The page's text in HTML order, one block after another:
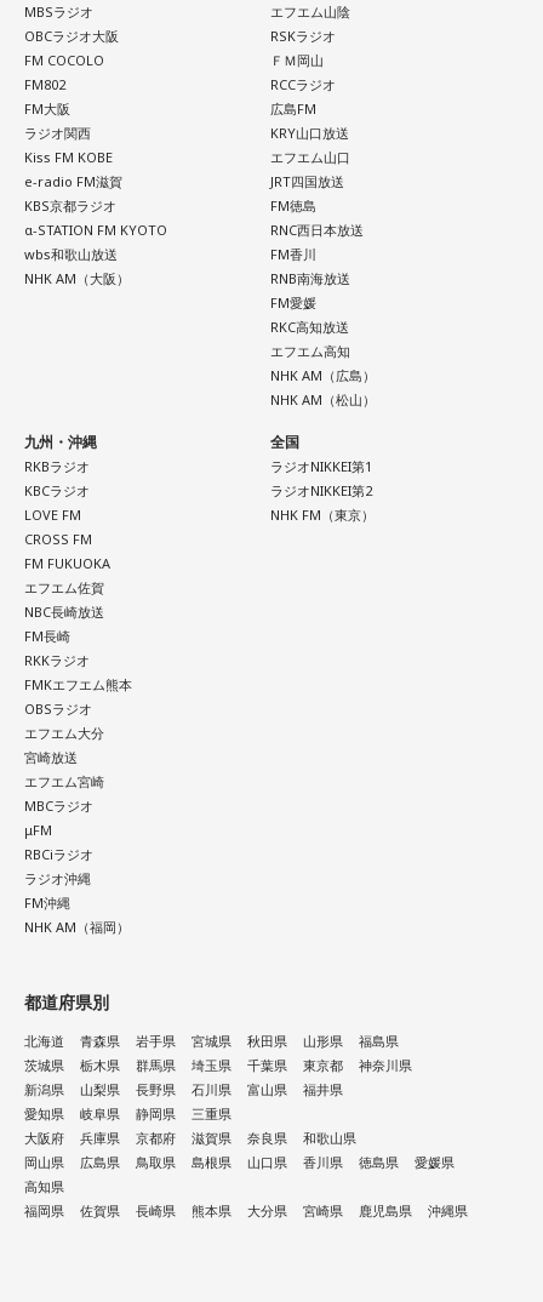
我慢できるのは、あなたが優しくて、まわりを思いやれる証
拠です。あとは少しだけ、自分の本音も大切にしてあげまし
ょう。
■監修者プロフィール：草彅健太（くさなぎ・けんた）
東京池袋占い館セレーネ所属。メンタルケアカウンセラー。
鑑定件数は若い女性を中心に7,000件を超え、占いイベントや
アプリの監修も手がける。また、イベントMCや声優としての
活動もしており、芸能関係者からの依頼も多い。
Webサイト：
https://selene-uranai.com/
https://youtu.be/UHrZuZcHTj4
MBSラジオ
OBCラジオ大阪
FM COCOLO
FM802
FM大阪
ラジオ関西
Kiss FM KOBE
e-radio FM滋賀
KBS京都ラジオ
α-STATION FM KYOTO
wbs和歌山放送
NHK AM（大阪）
エフエム山陰
RSKラジオ
ＦＭ岡山
RCCラジオ
広島FM
KRY山口放送
エフエム山口
JRT四国放送
FM徳島
RNC西日本放送
FM香川
RNB南海放送
FM愛媛
RKC高知放送
エフエム高知
NHK AM（広島）
NHK AM（松山）
九州・沖縄
RKBラジオ
KBCラジオ
LOVE FM
CROSS FM
FM FUKUOKA
エフエム佐賀
NBC長崎放送
FM長崎
RKKラジオ
FMKエフエム熊本
OBSラジオ
エフエム大分
宮崎放送
エフエム宮崎
MBCラジオ
μFM
RBCiラジオ
ラジオ沖縄
FM沖縄
NHK AM（福岡）
全国
ラジオNIKKEI第1
ラジオNIKKEI第2
NHK FM（東京）
都道府県別
北海道 青森県 岩手県 宮城県 秋田県 山形県
福島県
茨城県
栃木県 群馬県 埼玉県 千葉県 東京都
神奈川県
新潟県
山梨県 長野県 石川県 富山県
福井県
愛知県
岐阜県 静岡県
三重県
大阪府
兵庫県 京都府 滋賀県 奈良県
和歌山県
岡山県
広島県 鳥取県 島根県 山口県 香川県 徳島県
愛媛県
高知県
福岡県
佐賀県 長崎県 熊本県 大分県 宮崎県 鹿児島県 沖縄県